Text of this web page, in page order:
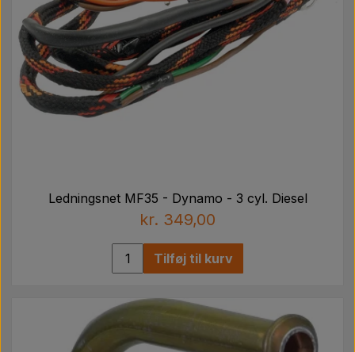
Ledningsnet MF35 - Dynamo - 3 cyl. Diesel
kr. 349,00
Tilføj til kurv